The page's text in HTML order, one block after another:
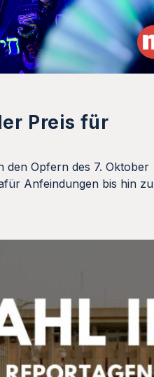
Preis für
den Opfern des 7. Oktober
Anfeindungen bis hin zu